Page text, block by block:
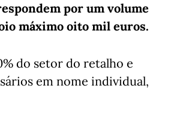
por um volume
máximo oito mil euros.
do setor do retalho e
em nome individual,